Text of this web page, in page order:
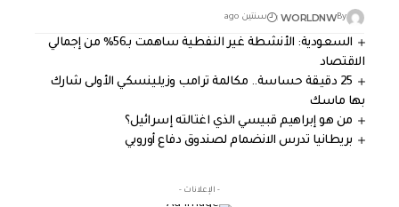
By
WORLDNW سنتين ago
السعودية: الأنشطة غير النفطية ساهمت بـ56% من إجمالي
الاقتصاد
25 دقيقة حساسة.. مكالمة ترامب وزيلينسكي الأولى شارك
بها ماسك
من هو إبراهيم قبيسي الذي اغتالته إسرائيل؟
بريطانيا تدرس الانضمام لصندوق دفاع أوروبي
- الإعلانات -